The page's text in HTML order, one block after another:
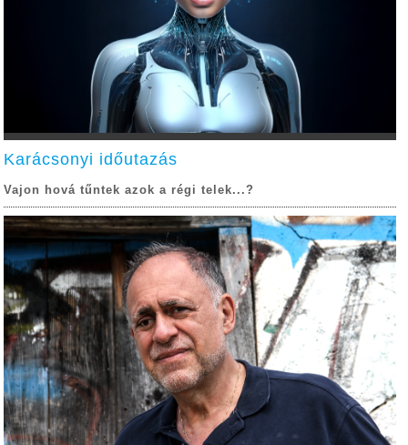
Karácsonyi időutazás
Vajon hová tűntek azok a régi telek...?